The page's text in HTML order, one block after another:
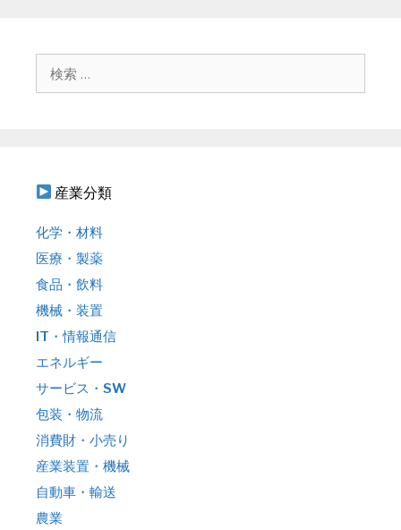
産業分類
化学・材料
医療・製薬
食品・飲料
機械・装置
IT・情報通信
エネルギー
サービス・SW
包装・物流
消費財・小売り
産業装置・機械
自動車・輸送
農業